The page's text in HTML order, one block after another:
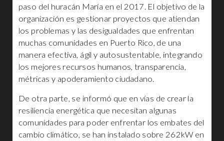
paso del huracán María en el 2017. El objetivo de la
organización es gestionar proyectos que atiendan
los problemas y las desigualdades que enfrentan
muchas comunidades en Puerto Rico, de una
manera efectiva, ágil y autosustentable, integrando
los mejores recursos humanos, transparencia,
métricas y apoderamiento ciudadano.
De otra parte, se informó que en vías de crear la
resiliencia energética que necesitan algunas
comunidades para poder enfrentar los embates del
cambio climático, se han instalado sobre 262kW en